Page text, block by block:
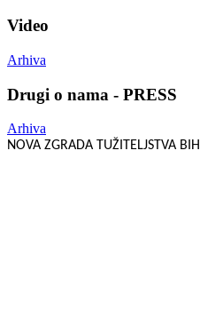
Video
Arhiva
Drugi o nama - PRESS
Arhiva
NOVA ZGRADA TUŽITELJSTVA BIH